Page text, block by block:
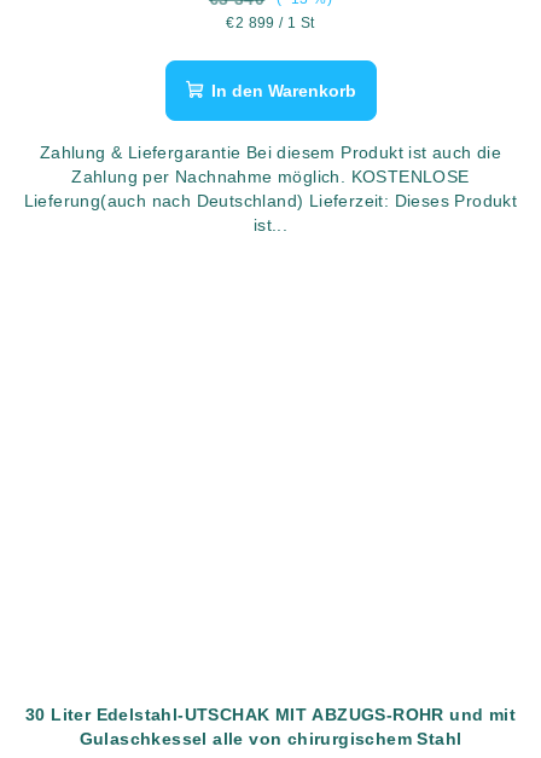
Verkaufspreis:
€2 899 / 1 St
In den Warenkorb
Zahlung & Liefergarantie Bei diesem Produkt ist auch die
Zahlung per Nachnahme möglich. KOSTENLOSE
Lieferung(auch nach Deutschland) Lieferzeit: Dieses Produkt
ist...
30 Liter Edelstahl-UTSCHAK MIT ABZUGS-ROHR und mit
Gulaschkessel alle von chirurgischem Stahl